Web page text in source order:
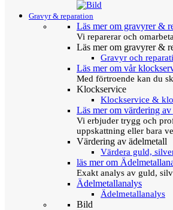
Gravyr & reparation
Läs mer om gravyrer &
Vi reparerar och
Läs mer om gravyrer &
Gravyr och
Läs mer om vår
Med förtroende kan du
Klockservice
Klockservice &
Läs mer om värdering
Vi erbjuder trygg och
uppskattning eller bara
Värdering av ädelmetall
Värdera guld,
läs mer om
Exakt analys av guld,
Ädelmetallanalys
Ädelmetallanalys
Bild